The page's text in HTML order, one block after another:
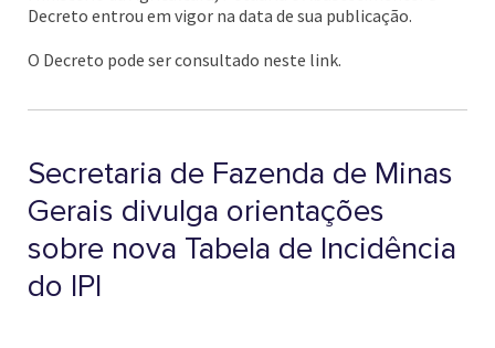
Decreto entrou em vigor na data de sua publicação.
O Decreto pode ser consultado neste link.
Secretaria de Fazenda de Minas
Gerais divulga orientações
sobre nova Tabela de Incidência
do IPI